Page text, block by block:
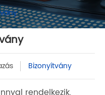
Bizonyítvány